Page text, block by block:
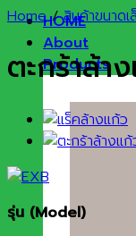
HOME
About
Products
Home / สินค้าขนาดเ
ตะกร้าล้
รุ่น (Model)